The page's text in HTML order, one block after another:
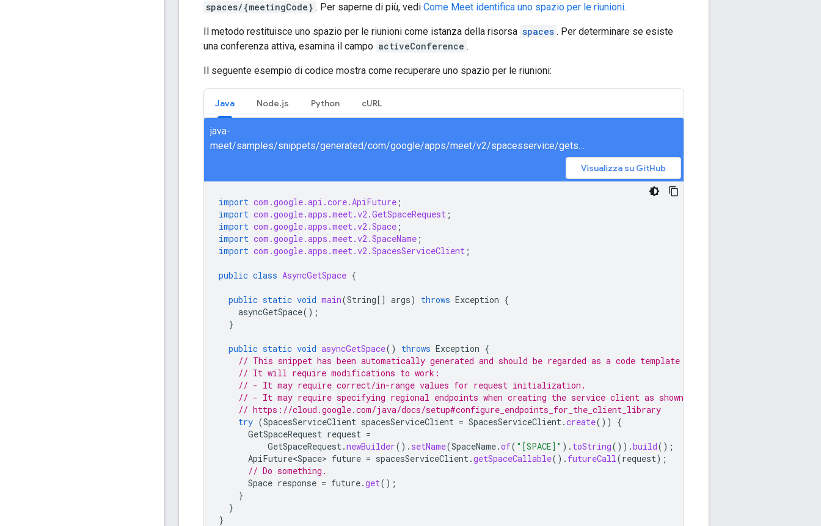
spaces/{meetingCode} . Per saperne di più, vedi Come Meet identifica uno spazio per le riunioni.
Il metodo restituisce uno spazio per le riunioni come istanza della risorsa spaces . Per determinare se esiste
una conferenza attiva, esamina il campo activeConference .
Il seguente esempio di codice mostra come recuperare uno spazio per le riunioni:
Java Node.js Python cURL
java-
meet/samples/snippets/generated/com/google/apps/meet/v2/spacesservice/getspace/AsyncGetSpace.java
Visualizza su GitHub
import com.google.api.core.ApiFuture ;
import com.google.apps.meet.v2.GetSpaceRequest ;
import com.google.apps.meet.v2.Space ;
import com.google.apps.meet.v2.SpaceName ;
import com.google.apps.meet.v2.SpacesServiceClient ;
public class AsyncGetSpace {
public static void main(String[] args) throws Exception {
asyncGetSpace();
}
public static void asyncGetSpace() throws Exception {
// This snippet has been automatically generated and should be regarded as a code template only.
// It will require modifications to work:
// - It may require correct/in-range values for request initialization.
// - It may require specifying regional endpoints when creating the service client as shown in
// https://cloud.google.com/java/docs/setup#configure_endpoints_for_the_client_library
try (SpacesServiceClient spacesServiceClient = SpacesServiceClient.create())
{
GetSpaceRequest request =
GetSpaceRequest.newBuilder(). setName(SpaceName.of( "[SPACE]" ). toString()).build();
ApiFuture<Space> future = spacesServiceClient.getSpaceCallable(). futureCall(request);
// Do something.
Space response = future.get();
}
}
}